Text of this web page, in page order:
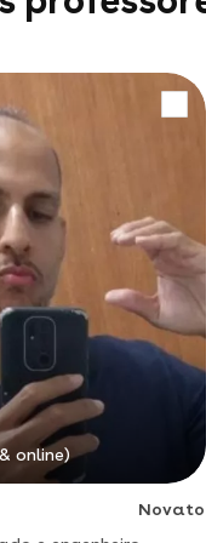
online)
Novato